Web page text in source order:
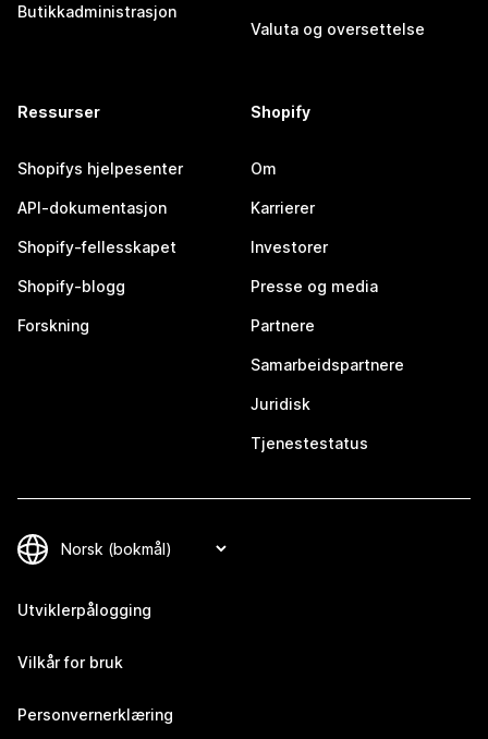
Butikkadministrasjon
Valuta og oversettelse
Ressurser
Shopifys hjelpesenter
API-dokumentasjon
Shopify-fellesskapet
Shopify-blogg
Forskning
Shopify
Om
Karrierer
Investorer
Presse og media
Partnere
Samarbeidspartnere
Juridisk
Tjenestestatus
Utviklerpålogging
Vilkår for bruk
Personvernerklæring